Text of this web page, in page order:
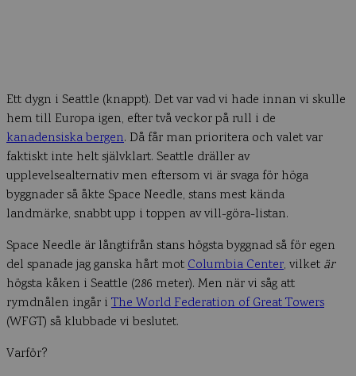
Ett dygn i Seattle (knappt). Det var vad vi hade innan vi skulle
hem till Europa igen, efter två veckor på rull i de
kanadensiska bergen. Då får man prioritera och valet var
faktiskt inte helt självklart. Seattle dräller av
upplevelsealternativ men eftersom vi är svaga för höga
byggnader så åkte Space Needle, stans mest kända
landmärke, snabbt upp i toppen av vill-göra-listan.
Space Needle är långtifrån stans högsta byggnad så för egen
del spanade jag ganska hårt motColumbia Center, vilket är
högsta kåken i Seattle (286 meter). Men när vi såg att
rymdnålen ingår i The World Federation of Great Towers
(WFGT) så klubbade vi beslutet.
Varför?